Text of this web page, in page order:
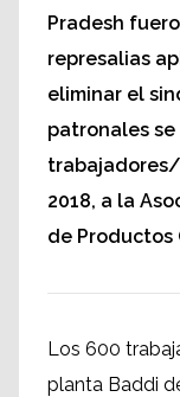
Pradesh
represalias
eliminar el
patronales
2018, a la
de Productos
Los 600
planta Baddi